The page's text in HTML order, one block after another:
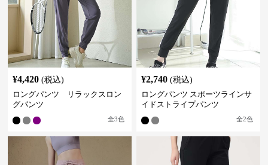
¥4,420 (税込)
ロングパンツ リラックスロン
グパンツ
全3色
¥2,740 (税込)
ロングパンツ スポーツラインサ
イドストライプパンツ
全2色